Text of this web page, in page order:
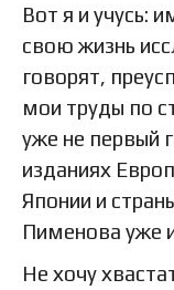
Вот я и учусь:
свою жизнь
говорят,
мои труды по
уже не первый
изданиях
Японии и
Пименова уже
Не хочу